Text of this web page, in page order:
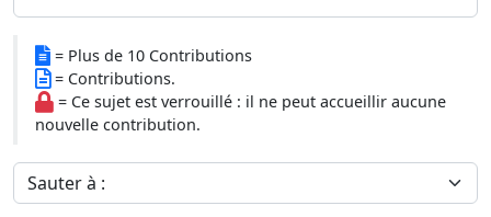
= Plus de 10 Contributions
= Contributions.
= Ce sujet est verrouillé : il ne peut accueillir aucune
nouvelle contribution.
Sauter à :